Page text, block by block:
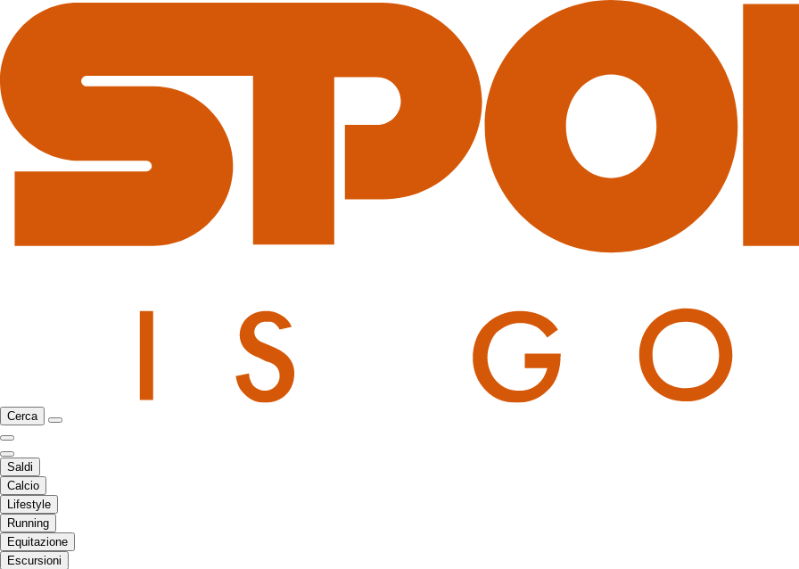
Cerca
Saldi
Calcio
Lifestyle
Running
Equitazione
Escursioni